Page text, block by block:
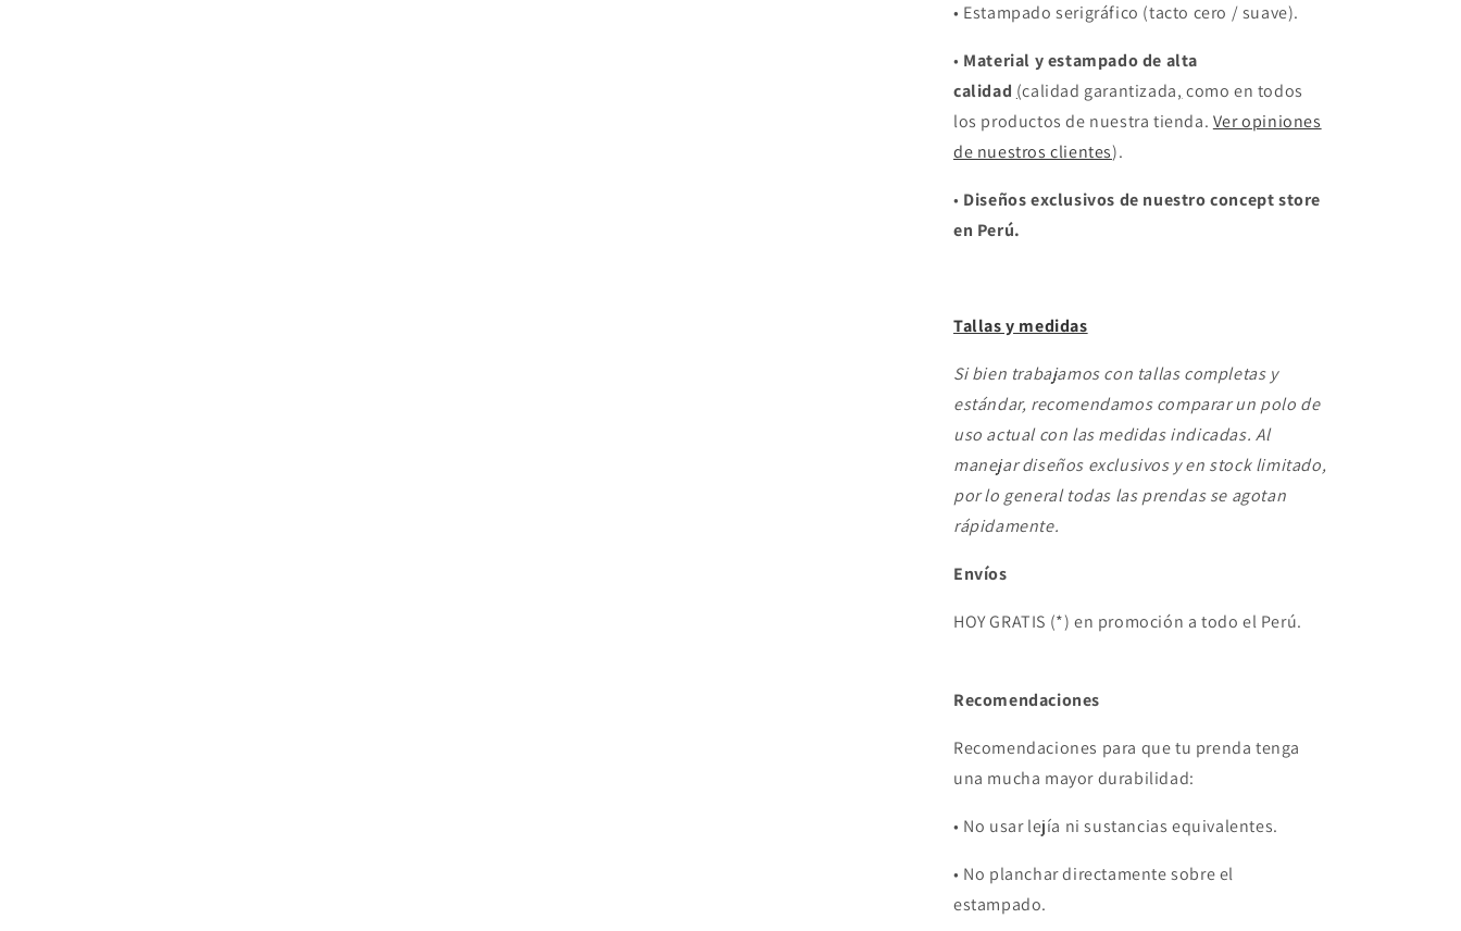
• Estampado serigráfico (tacto cero / suave).
• Material y estampado de alta
calidad (calidad garantizada, como en todos
los productos de nuestra tienda. Ver opiniones
de nuestros clientes).
• Diseños exclusivos de nuestro concept store
en Perú.
Tallas y medidas
Si bien trabajamos con tallas completas y
estándar, recomendamos comparar un polo de
uso actual con las medidas indicadas. Al
manejar diseños exclusivos y en stock limitado,
por lo general todas las prendas se agotan
rápidamente.
Envíos
HOY GRATIS (*) en promoción a todo el Perú.
Recomendaciones
Recomendaciones para que tu prenda tenga
una mucha mayor durabilidad:
• No usar lejía ni sustancias equivalentes.
• No planchar directamente sobre el
estampado.